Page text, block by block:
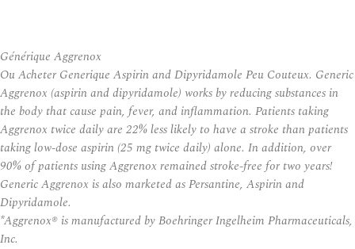
Générique Aggrenox
Ou Acheter Generique Aspirin and Dipyridamole Peu Couteux. Generic
Aggrenox (aspirin and dipyridamole) works by reducing substances in
the body that cause pain, fever, and inflammation. Patients taking
Aggrenox twice daily are 22% less likely to have a stroke than patients
taking low-dose aspirin (25 mg twice daily) alone. In addition, over
90% of patients using Aggrenox remained stroke-free for two years!
Generic Aggrenox is also marketed as Persantine, Aspirin and
Dipyridamole.
*Aggrenox® is manufactured by Boehringer Ingelheim Pharmaceuticals,
Inc.